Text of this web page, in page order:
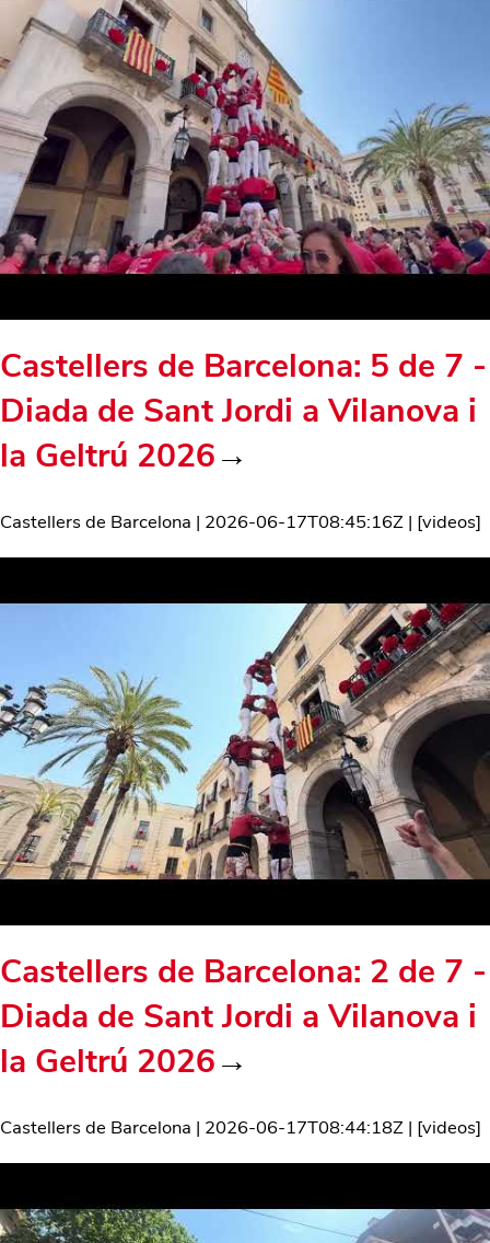
Castellers de Barcelona: 5 de 7 -
Diada de Sant Jordi a Vilanova i
la Geltrú 2026→
Castellers de Barcelona | 2026-06-17T08:45:16Z | [videos]
Castellers de Barcelona: 2 de 7 -
Diada de Sant Jordi a Vilanova i
la Geltrú 2026→
Castellers de Barcelona | 2026-06-17T08:44:18Z | [videos]